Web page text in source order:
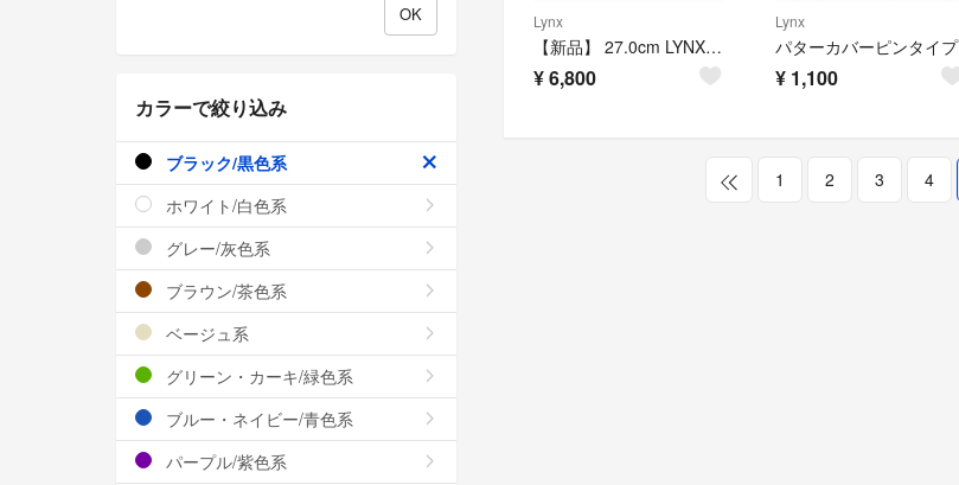
Lynx
【新品】 27.0cm LYNX(リンクス) ゴルフシューズ LXSH-7568
¥6,800
Lynx
パターカバーピンタイプ
¥ 1,100
1 2 3 4
カラーで絞り込み
ブラック/黒色系
ホワイト/白色系
グレー/灰色系
ブラウン/茶色系
ベージュ系
グリーン・カーキ/緑色系
ブルー・ネイビー/青色系
パープル/紫色系